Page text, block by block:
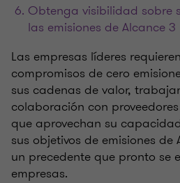
Obtenga visibilidad sobre
las emisiones de Alcance 3
Las empresas líderes
compromisos de cero
sus cadenas de valor,
colaboración con
que aprovechan su
sus objetivos de emisiones
un precedente que pronto se
empresas.